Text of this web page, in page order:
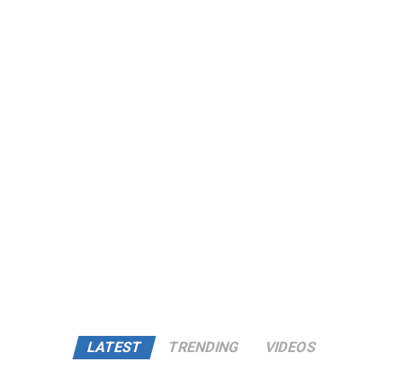
LATEST TRENDING VIDEOS